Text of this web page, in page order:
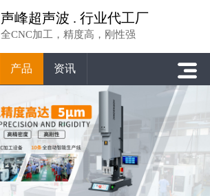
声峰超声波 . 行业代工厂
全CNC加工，精度高，刚性强
产品 资讯